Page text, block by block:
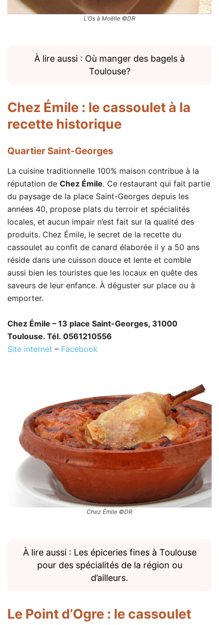
L’Os à Moëlle ©DR
À lire aussi : Où manger des bagels à
Toulouse?
Chez Émile : le cassoulet à la
recette historique
Quartier Saint-Georges
La cuisine traditionnelle 100% maison contribue à la
réputation de Chez Émile. Ce restaurant qui fait partie
du paysage de la place Saint-Georges depuis les
années 40, propose plats du terroir et spécialités
locales, et aucun impair n’est fait sur la qualité des
produits. Chez Émile, le secret de la recette du
cassoulet au confit de canard élaborée il y a 50 ans
réside dans une cuisson douce et lente et comble
aussi bien les touristes que les locaux en quête des
saveurs de leur enfance. À déguster sur place ou à
emporter.
Chez Émile – 13 place Saint-Georges, 31000
Toulouse. Tél. 0561210556
Site internet – Facebook
Chez Émile ©DR
À lire aussi : Les épiceries fines à Toulouse
pour des spécialités de la région ou
d’ailleurs.
Le Point d’Ogre : le cassoulet